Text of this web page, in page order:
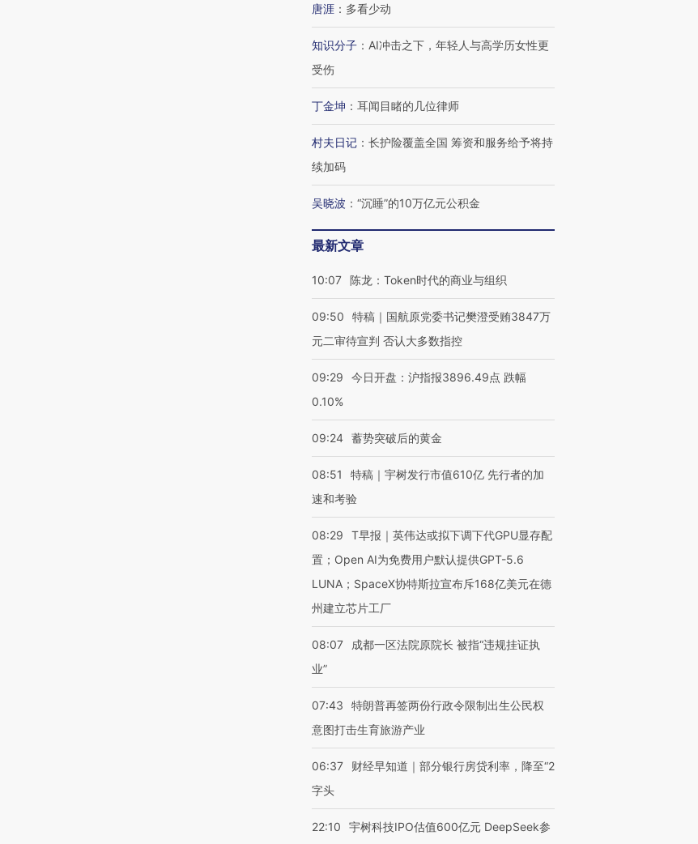
唐涯 ： 多看少动
知识分子 ： AI冲击之下，年轻人与高学历女性更
受伤
丁金坤 ： 耳闻目睹的几位律师
村夫日记 ： 长护险覆盖全国 筹资和服务给予将持
续加码
吴晓波 ： “沉睡”的10万亿元公积金
最新文章
10:07 陈龙：Token时代的商业与组织
09:50
特稿｜国航原党委书记樊澄受贿3847万
元二审待宣判 否认大多数指控
09:29
今日开盘：沪指报3896.49点 跌幅
0.10%
09:24 蓄势突破后的黄金
08:51
特稿｜宇树发行市值610亿 先行者的加
速和考验
08:29
T早报｜英伟达或拟下调下代GPU显存配
置；Open AI为免费用户默认提供GPT-5.6
LUNA；SpaceX协特斯拉宣布斥168亿美元在德
州建立芯片工厂
08:07
成都一区法院原院长 被指“违规挂证执
业”
07:43
特朗普再签两份行政令限制出生公民权
意图打击生育旅游产业
06:37
财经早知道｜部分银行房贷利率，降至“2
字头
22:10 宇树科技IPO估值600亿元 DeepSeek参